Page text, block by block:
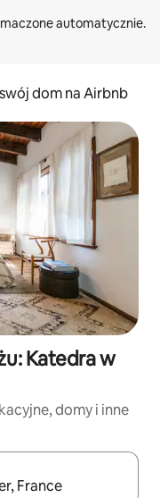
dom na Airbnb
Katedra w
domy i inne
się po nich za